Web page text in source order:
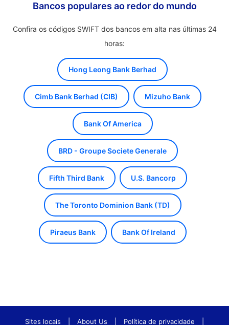
Bancos populares ao redor do mundo
Confira os códigos SWIFT dos bancos em alta nas últimas 24
horas:
Hong Leong Bank Berhad
Cimb Bank Berhad (CIB) Mizuho Bank
Bank Of America
BRD - Groupe Societe Generale
Fifth Third Bank U.S. Bancorp
The Toronto Dominion Bank (TD)
Piraeus Bank Bank Of Ireland
Sites locais About Us Política de privacidade